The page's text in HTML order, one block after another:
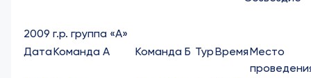
2009 г.р. группа «А»
ДатаКоманда А Команда Б ТурВремяМесто